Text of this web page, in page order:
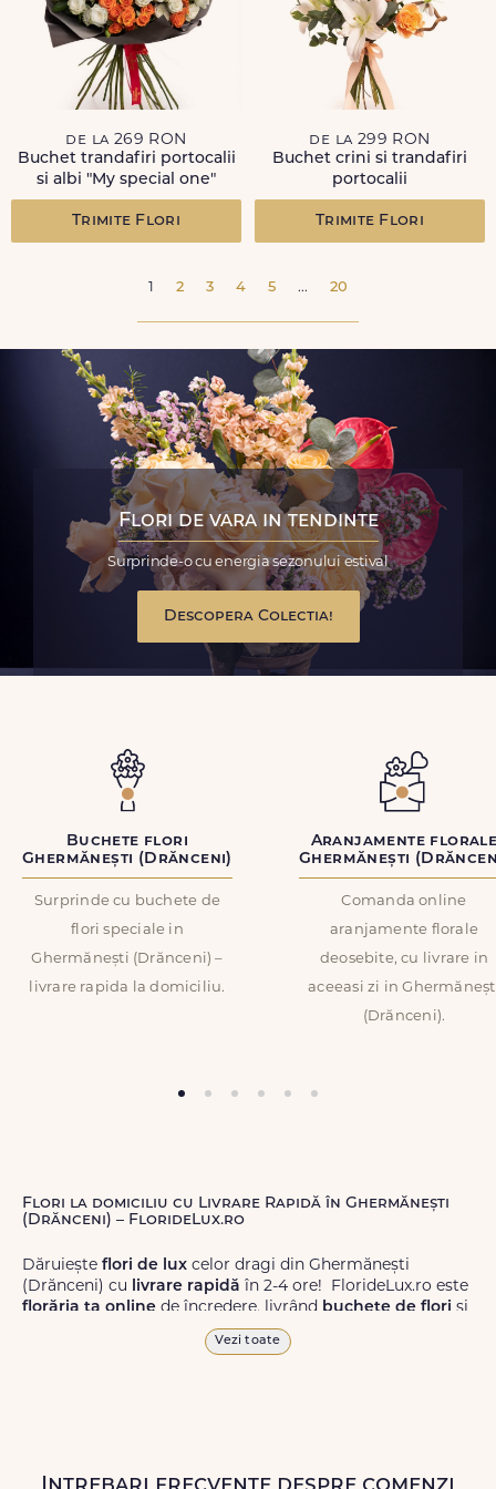
de la 269 RON
Buchet trandafiri portocalii
si albi "My special one"
Trimite Flori
de la 299 RON
Buchet crini si trandafiri
portocalii
Trimite Flori
1 2 3 4 5 ... 20
Flori de vara in tendinte
Surprinde-o cu energia sezonului estival
Descopera Colectia!
Buchete flori
Ghermănești (Drănceni)
Surprinde cu buchete de
flori speciale in
Ghermănești (Drănceni) –
livrare rapida la domiciliu.
Aranjamente
Ghermănești
Comanda online
aranjamente florale
deosebite, cu livrare in
aceeasi zi in
(Drănceni).
Flori la domiciliu cu Livrare Rapidă în Ghermănești
(Drănceni) – FlorideLux.ro
Dăruiește flori de lux celor dragi din Ghermănești
(Drănceni) cu livrare rapidă în 2-4 ore! FlorideLux.ro este
florăria ta online de încredere, livrând buchete de flori și
de calitate superioară în
Ghermănești (Drănceni) și în toată România.
Vezi toate